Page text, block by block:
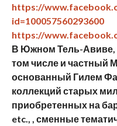
https://
id=100057560293600
https://
В Южном Тель-Авиве,
том числе и
основанный Гилем
коллекций старых
приобретенных на
etc., , сменные